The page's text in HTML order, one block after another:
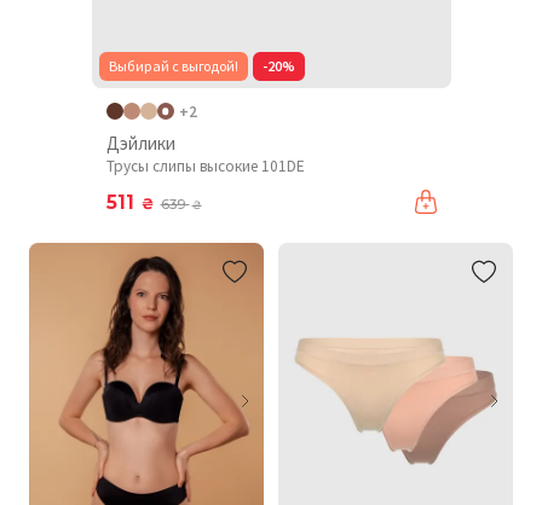
Выбирай с выгодой! -20%
+2
Дэйлики
Трусы слипы высокие 101DE
511 ₴ 639₴